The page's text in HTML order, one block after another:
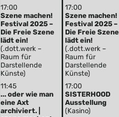
17:00
Szene machen!
Festival 2025 –
Die Freie Szene
lädt ein!
(.dott.werk –
Raum für
Darstellende
Künste)
11:45
... oder wie man
eine Axt
archiviert. |
17:00
Szene machen!
Festival 2025 –
Die Freie Szene
lädt ein!
(.dott.werk –
Raum für
Darstellende
Künste)
17:00
SISTERHOOD
Ausstellung
(Kasino)